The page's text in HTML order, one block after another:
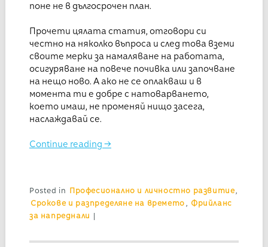
поне не в дългосрочен план.
Прочети цялата статия, отговори си
честно на няколко въпроса и след това вземи
своите мерки за намаляване на работата,
осигуряване на повече почивка или започване
на нещо ново. А ако не се оплакваш и в
момента ти е добре с натоварването,
което имаш, не променяй нищо засега,
наслаждавай се.
Continue reading →
Posted in Професионално и личностно развитие,
Срокове и разпределяне на времето , Фрийланс
за напреднали |